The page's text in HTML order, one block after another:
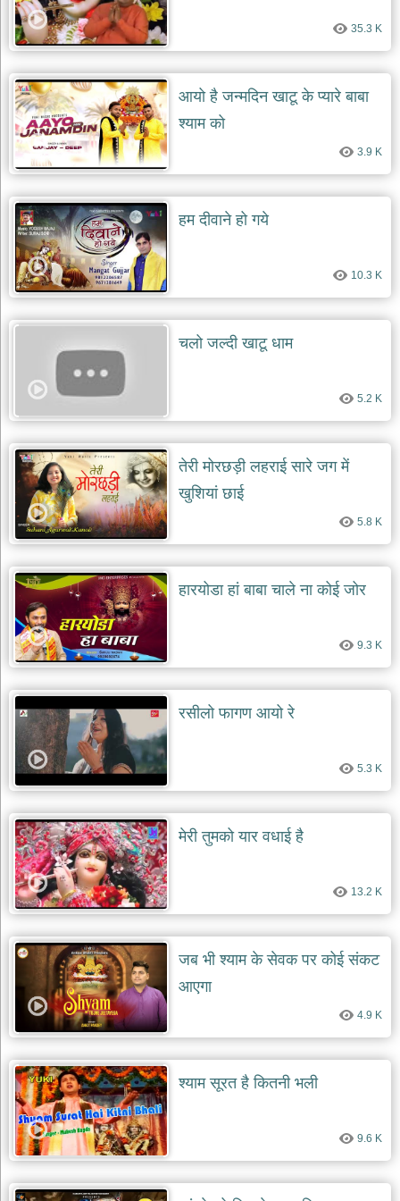
35.3 K
आयो है जन्मदिन खाटू के प्यारे बाबा
श्याम को
3.9 K
हम दीवाने हो गये
10.3 K
चलो जल्दी खाटू धाम
5.2 K
तेरी मोरछड़ी लहराई सारे जग में
खुशियां छाई
5.8 K
हारयोडा हां बाबा चाले ना कोई जोर
9.3 K
रसीलो फागण आयो रे
5.3 K
मेरी तुमको यार वधाई है
13.2 K
जब भी श्याम के सेवक पर कोई संकट
आएगा
4.9 K
श्याम सूरत है कितनी भली
9.6 K